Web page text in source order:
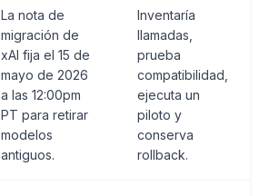
La nota de
migración de
xAI fija el 15 de
mayo de 2026
a las 12:00pm
PT para retirar
modelos
antiguos.
Inventaría
llamadas,
prueba
compatibilidad,
ejecuta un
piloto y
conserva
rollback.